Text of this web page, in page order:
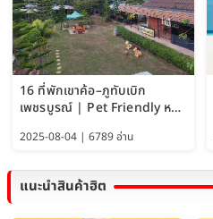
16 ที่พักเขาค้อ–ภูทับเบิก
เพชรบูรณ์ | Pet Friendly หมา
2025-08-04 | 6789 อ่าน
แนะนำสินค้าฮิต